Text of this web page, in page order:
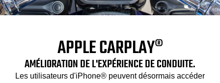
APPLE CARPLAY®
AMÉLIORATION DE L'EXPÉRIENCE DE CONDUITE.
Les utilisateurs d'iPhone® peuvent désormais accéder